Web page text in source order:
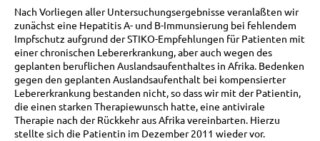
Nach Vorliegen aller Untersuchungsergebnisse veranlaßten wir
zunächst eine Hepatitis A- und B-Immunsierung bei fehlendem
Impfschutz aufgrund der STIKO-Empfehlungen für Patienten mit
einer chronischen Lebererkrankung, aber auch wegen des
geplanten beruflichen Auslandsaufenthaltes in Afrika. Bedenken
gegen den geplanten Auslandsaufenthalt bei kompensierter
Lebererkrankung bestanden nicht, so dass wir mit der Patientin,
die einen starken Therapiewunsch hatte, eine antivirale
Therapie nach der Rückkehr aus Afrika vereinbarten. Hierzu
stellte sich die Patientin im Dezember 2011 wieder vor.